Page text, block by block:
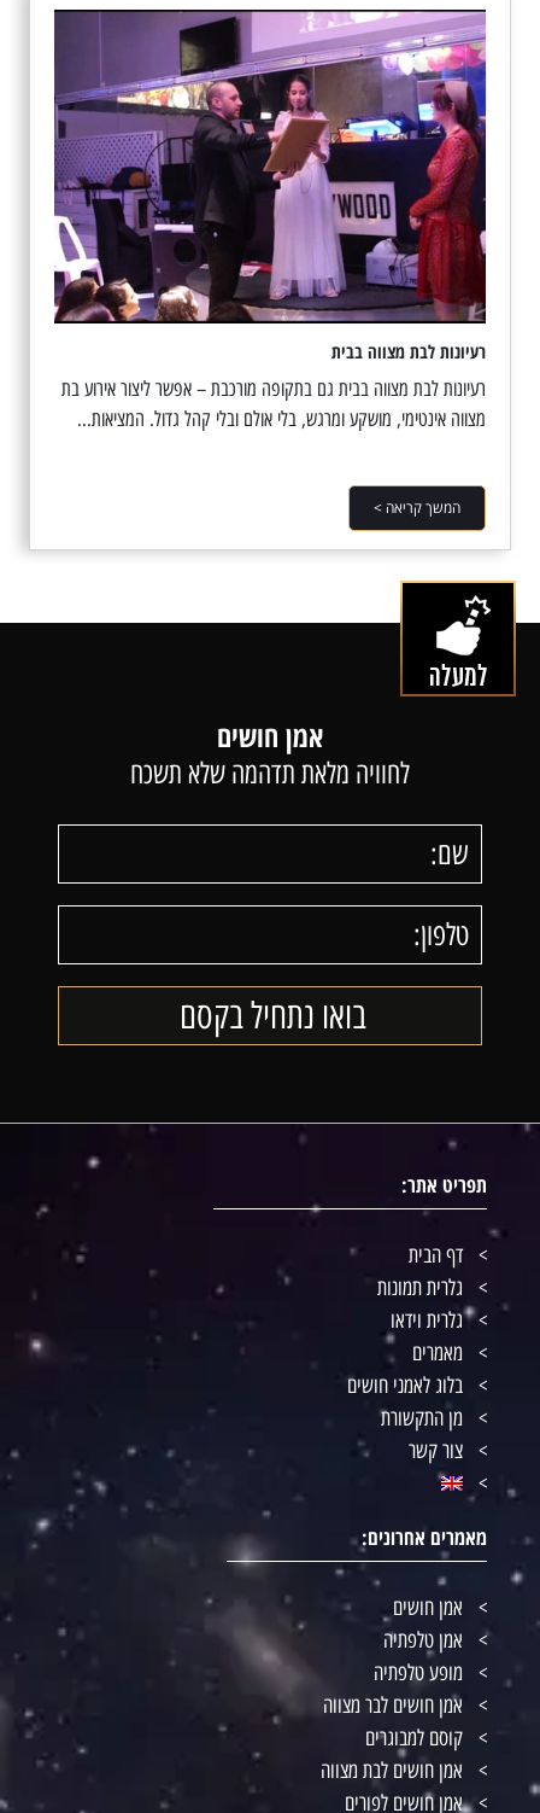
רעיונות לבת מצווה בבית
רעיונות לבת מצווה בבית גם בתקופה מורכבת – אפשר ליצור אירוע בת
מצווה אינטימי, מושקע ומרגש, בלי אולם ובלי קהל גדול. המציאות...
המשך קריאה >
אמן חושים
לחוויה מלאת תדהמה שלא תשכח
תפריט אתר:
דף הבית
גלרית תמונות
גלרית וידאו
מאמרים
בלוג לאמני חושים
מן התקשורת
צור קשר
מאמרים אחרונים:
אמן חושים
אמן טלפתיה
מופע טלפתיה
אמן חושים לבר מצווה
קוסם למבוגרים
אמן חושים לבת מצווה
אמן חושים לפורים